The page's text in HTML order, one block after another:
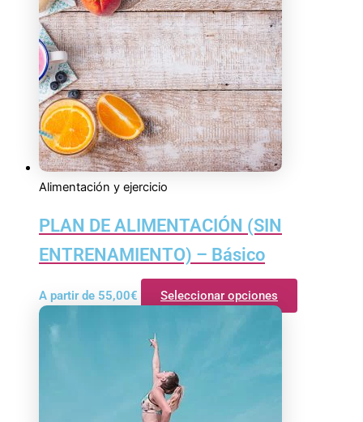
Alimentación y ejercicio
PLAN DE ALIMENTACIÓN (SIN
ENTRENAMIENTO) – Básico
A partir de 55,00€ Seleccionar opciones